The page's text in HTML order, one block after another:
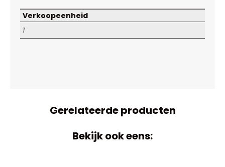
Verkoopeenheid
1
Gerelateerde producten
Bekijk ook eens: